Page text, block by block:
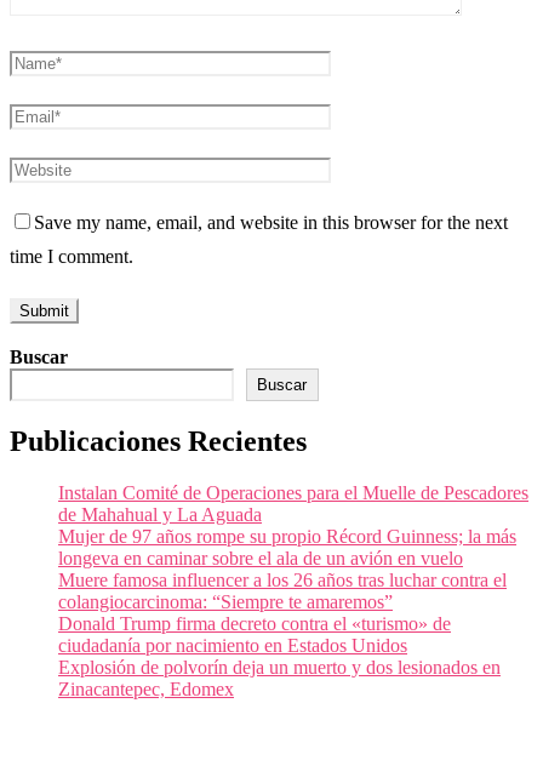
Save my name, email, and website in this browser for the next
time I comment.
Buscar
Buscar
Publicaciones Recientes
Instalan Comité de Operaciones para el Muelle de Pescadores
de Mahahual y La Aguada
Mujer de 97 años rompe su propio Récord Guinness; la más
longeva en caminar sobre el ala de un avión en vuelo
Muere famosa influencer a los 26 años tras luchar contra el
colangiocarcinoma: “Siempre te amaremos”
Donald Trump firma decreto contra el «turismo» de
ciudadanía por nacimiento en Estados Unidos
Explosión de polvorín deja un muerto y dos lesionados en
Zinacantepec, Edomex